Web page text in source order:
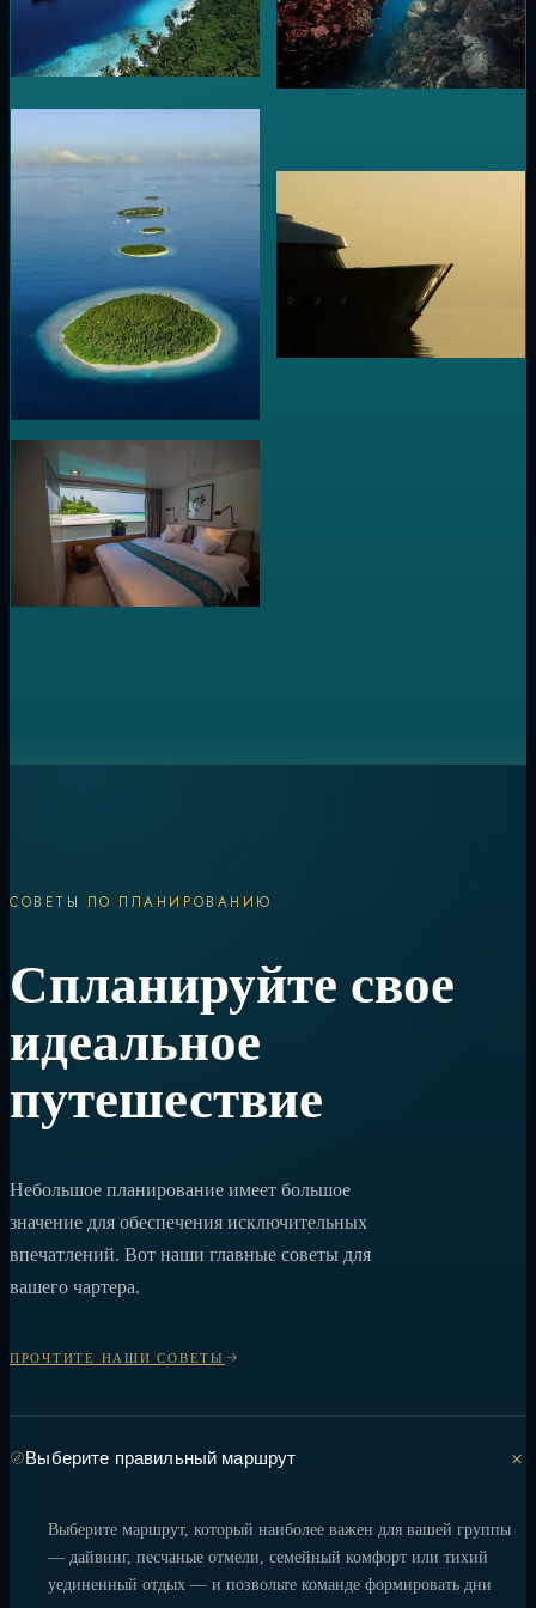
СОВЕТЫ ПО ПЛАНИРОВАНИЮ
Спланируйте свое
идеальное
путешествие
Небольшое планирование имеет большое
значение для обеспечения исключительных
впечатлений. Вот наши главные советы для
вашего чартера.
ПРОЧТИТЕ НАШИ СОВЕТЫ
Выберите правильный маршрут +
Выберите маршрут, который наиболее важен для вашей группы
— дайвинг, песчаные отмели, семейный комфорт или тихий
уединенный отдых — и позвольте команде формировать дни